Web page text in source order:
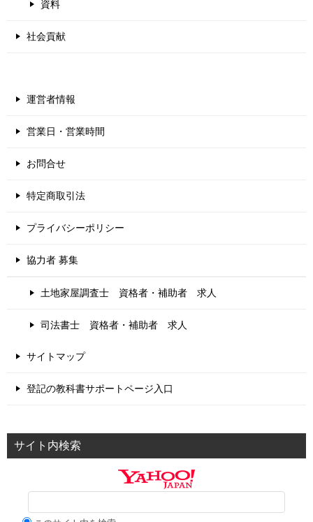
資料
社会貢献
運営者情報
営業日・営業時間
お問合せ
特定商取引法
プライバシーポリシー
協力者 募集
土地家屋調査士 資格者・補助者 求人
司法書士 資格者・補助者 求人
サイトマップ
登記の教科書サポートページ入口
サイト内検索